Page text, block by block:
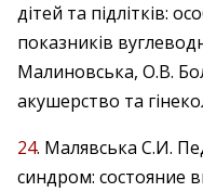
дітей та підлітків:
показників
Малиновська, О.В.
акушерство та
24. Малявська С.И.
синдром: состояние